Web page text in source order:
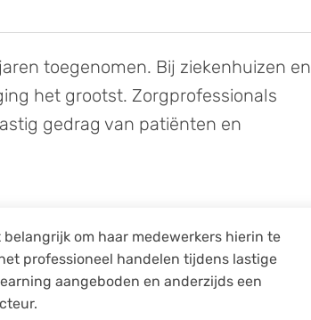
toegenomen. Bij ziekenhuizen en
het grootst. Zorgprofessionals
gedrag van patiënten en
om haar medewerkers hierin te
professioneel handelen tijdens lastige
aangeboden en anderzijds een